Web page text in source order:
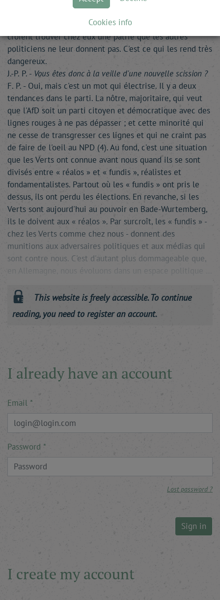
sentiments - alors que je suis, moi, pour une
argumentation rationnelle. Nombre de gens simples
croient trouver chez eux une patrie que les autres
politiciens ne leur donnent pas. C'est ce qui les rend très
dangereux.
J.-P. P. - Vous êtes donc à la veille d'une nouvelle scission ?
F. P. - Oui, mais c'est un mot qui électrise. Il y a deux
tendances dans le parti. La nôtre, majoritaire, qui veut
que l'AfD soit un parti citoyen et démocratique avec des
lignes rouges à ne pas dépasser ; et cette minorité qui
ne cesse de transgresser ces lignes et qui ne craint pas
de faire de l'oeil au NPD (4). Au fond, c'est une situation
que les Verts ont connue avant nous quand ils se sont
divisés entre « réalos » et « fundis », réalistes et
fondamentalistes. Partout où les « fundis » ont pris le
dessus, ils ont perdu les élections. En revanche, si les
Verts sont aujourd'hui au pouvoir en Bade-Wurtemberg,
ils le doivent aux « réalos ». Par surcroît, les « fundis » -
chez les Verts comme chez nous - donnent des
munitions aux adversaires politiques et aux médias qui
sont contre nous. C'est d'autant plus dommageable que,
en Allemagne, nous évoluons dans un espace politique …
This website is freely accessible. To continue
reading, you need to register an account.
I already have an account
Email
Password
Lost password ?
Sign in
I create my account
Cookies info